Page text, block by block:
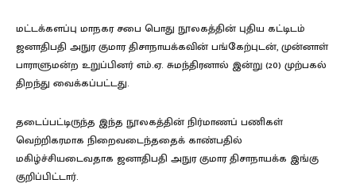
மட்டக்களப்பு மாநகர சபை பொது நூலகத்தின் புதிய கட்டிடம்
ஜனாதிபதி அநுர குமார திசாநாயக்கவின் பங்கேற்புடன், முன்னாள்
பாராளுமன்ற உறுப்பினர் எம்.ஏ. சுமந்திரனால் இன்று (20) முற்பகல்
திறந்து வைக்கப்பட்டது.
தடைப்பட்டிருந்த இந்த நூலகத்தின் நிர்மாணப் பணிகள்
வெற்றிகரமாக நிறைவடைந்ததைக் காண்பதில்
மகிழ்ச்சியடைவதாக ஜனாதிபதி அநுர குமார திசாநாயக்க இங்கு
குறிப்பிட்டார்.